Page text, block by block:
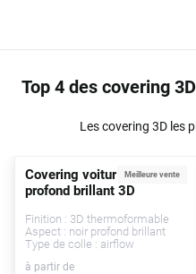
Top 4 des covering
Les covering 3D les
Meilleure vente
Covering voiture noir
profond brillant 3D
Finition : 3D thermoformable
Aspect : noir profond brillant
Type de colle : airflow
à partir de